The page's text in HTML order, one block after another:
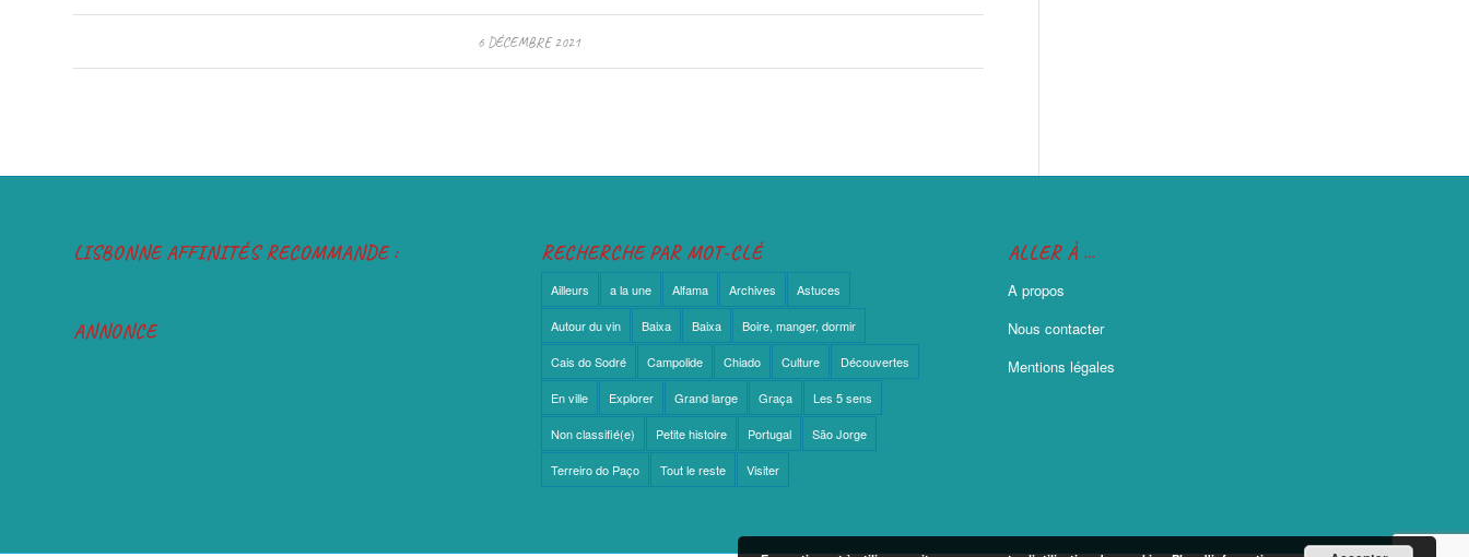
6 DÉCEMBRE 2021
LISBONNE AFFINITÉS RECOMMANDE :
ANNONCE
RECHERCHE PAR MOT-CLÉ
Ailleurs a la une Alfama Archives Astuces
Autour du vin Baixa Baixa Boire, manger, dormir
Cais do Sodré Campolide Chiado Culture Découvertes
En ville Explorer Grand large Graça Les 5 sens
Non classifié(e) Petite histoire Portugal São Jorge
Terreiro do Paço Tout le reste Visiter
ALLER À …
A propos
Nous contacter
Mentions légales